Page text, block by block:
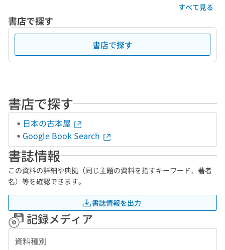
すべて見る
書店で探す
書店で探す
書店で探す
日本の古本屋
Google Book Search
書誌情報
この資料の詳細や典拠（同じ主題の資料を指すキーワード、著者
名）等を確認できます。
書誌情報を出力
記録メディア
資料種別